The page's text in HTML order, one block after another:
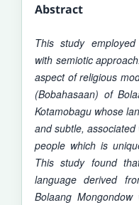
Abstract
This study
with semiotic
aspect of religious
(Bobahasaan) of
Kotamobagu whose
and subtle,
people which is
This study found
language derived
Bolaang